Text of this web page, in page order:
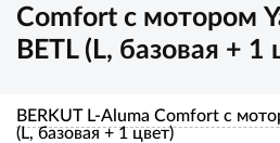
Comfort с мотором
BETL (L, базовая + 1
BERKUT L-Aluma Comfort с
(L, базовая + 1 цвет)